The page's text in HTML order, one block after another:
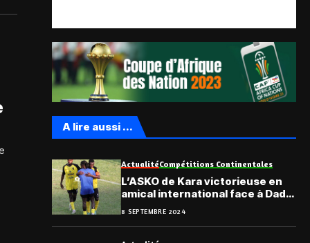
A lire aussi ...
ActualitéCompétitions Continentales
L’ASKO de Kara victorieuse en
amical international face à Dadjè
FC du Bénin
8 SEPTEMBRE 2024